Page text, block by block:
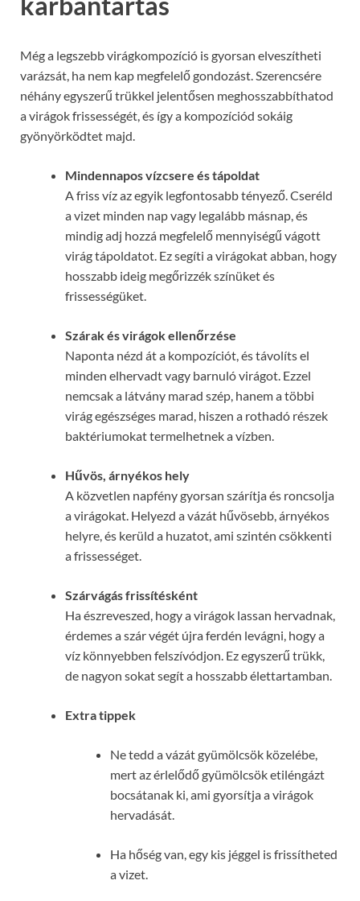
Még a legszebb virágkompozíció is gyorsan elveszítheti
varázsát, ha nem kap megfelelő gondozást. Szerencsére
néhány egyszerű trükkel jelentősen meghosszabbíthatod
a virágok frissességét, és így a kompozíciód sokáig
gyönyörködtet majd.
Mindennapos vízcsere és tápoldat
A friss víz az egyik legfontosabb tényező. Cseréld
a vizet minden nap vagy legalább másnap, és
mindig adj hozzá megfelelő mennyiségű vágott
virág tápoldatot. Ez segíti a virágokat abban, hogy
hosszabb ideig megőrizzék színüket és
frissességüket.
Szárak és virágok ellenőrzése
Naponta nézd át a kompozíciót, és távolíts el
minden elhervadt vagy barnuló virágot. Ezzel
nemcsak a látvány marad szép, hanem a többi
virág egészséges marad, hiszen a rothadó részek
baktériumokat termelhetnek a vízben.
Hűvös, árnyékos hely
A közvetlen napfény gyorsan szárítja és roncsolja
a virágokat. Helyezd a vázát hűvösebb, árnyékos
helyre, és kerüld a huzatot, ami szintén csökkenti
a frissességet.
Szárvágás frissítésként
Ha észreveszed, hogy a virágok lassan hervadnak,
érdemes a szár végét újra ferdén levágni, hogy a
víz könnyebben felszívódjon. Ez egyszerű trükk,
de nagyon sokat segít a hosszabb élettartamban.
Extra tippek
Ne tedd a vázát gyümölcsök közelébe,
mert az érlelődő gyümölcsök etiléngázt
bocsátanak ki, ami gyorsítja a virágok
hervadását.
Ha hőség van, egy kis jéggel is frissítheted
a vizet.